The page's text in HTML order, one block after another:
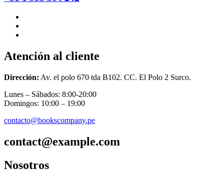
Atención al cliente
Dirección: Av. el polo 670 tda B102. CC. El Polo 2 Surco.
Lunes – Sábados: 8:00-20:00
Domingos: 10:00 – 19:00
contacto@bookscompany.pe
contact@example.com
Nosotros